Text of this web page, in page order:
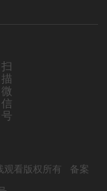
扫
描
微
信
号
观看版权所有 备案